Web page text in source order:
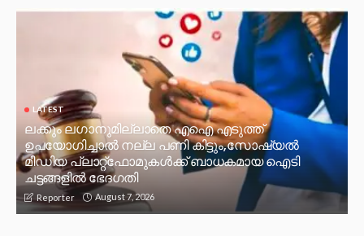
LATEST
ലക്കും ലഗാനുമില്ലാതെ എഐ എടുത്ത്
ഉപയോഗിച്ചാല്‍ നല്ല പണി കിട്ടും,സോഷ്യല്‍
മീഡിയ പ്ലാറ്റ്‌ഫോമുകള്‍ക്ക് ബാധകമായ ഐടി
ചട്ടങ്ങളില്‍ ഭേദഗതി
Reporter August 7, 2026